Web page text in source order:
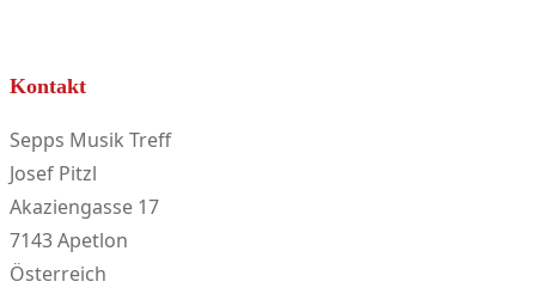
Kontakt
Sepps Musik Treff
Josef Pitzl
Akaziengasse 17
7143 Apetlon
Österreich